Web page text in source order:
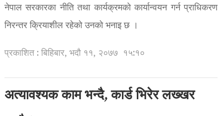
नेपाल सरकारका नीति तथा कार्यक्रमको कार्यान्वयन गर्न प्राधिकरण
निरन्तर क्रियाशील रहेको उनको भनाइ छ ।
प्रकाशित : बिहिबार, भदौ ११, २०७७ १५:१०
अत्यावश्यक काम भन्दै, कार्ड भिरेर लख्खर